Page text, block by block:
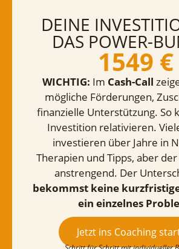
DEINE
DAS POWER-
1549 €
WICHTIG: Im Cash-Call
mögliche Förderungen,
finanzielle Unterstützung. So
Investition relativieren.
investieren über Jahre in
Therapien und Tipps, aber
anstrengend. Der
bekommst keine
ein einzelnes
Jetzt ins Coaching